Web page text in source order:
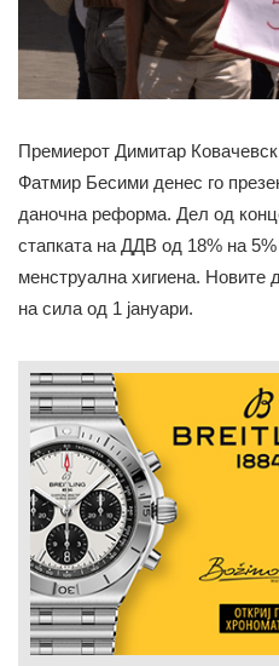
Премиерот Димитар
Фатмир Бесими денес го
даночна реформа. Дел од
стапката на ДДВ од 18% на
менструална хигиена. Новите
на сила од 1 јануари.